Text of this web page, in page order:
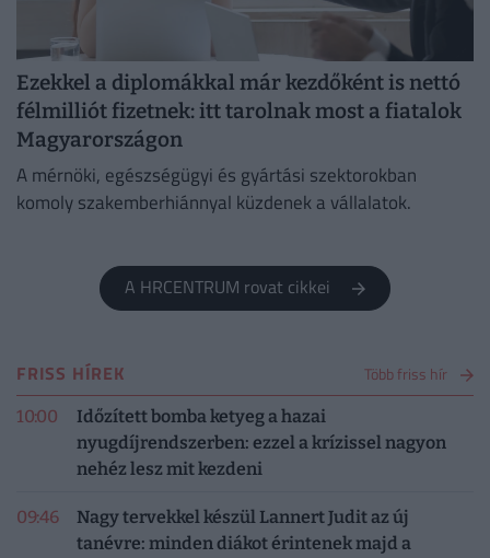
Ezekkel a diplomákkal már kezdőként is nettó
félmilliót fizetnek: itt tarolnak most a fiatalok
Magyarországon
A mérnöki, egészségügyi és gyártási szektorokban
komoly szakemberhiánnyal küzdenek a vállalatok.
A HRCENTRUM rovat cikkei
FRISS HÍREK Több friss hír
10:00
Időzített bomba ketyeg a hazai
nyugdíjrendszerben: ezzel a krízissel nagyon
nehéz lesz mit kezdeni
09:46
Nagy tervekkel készül Lannert Judit az új
tanévre: minden diákot érintenek majd a